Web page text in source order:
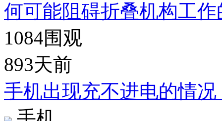
何可能阻碍折叠机构工
1084围观
893天前
手机出现充不进电的情